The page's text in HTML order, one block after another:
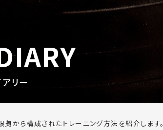
リー
から構成されたトレーニング方法を紹介します。